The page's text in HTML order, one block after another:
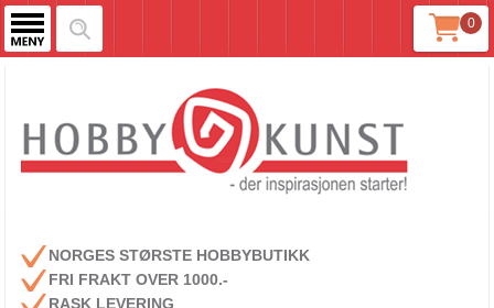
0
NORGES STØRSTE HOBBYBUTIKK
FRI FRAKT OVER 1000.-
RASK LEVERING